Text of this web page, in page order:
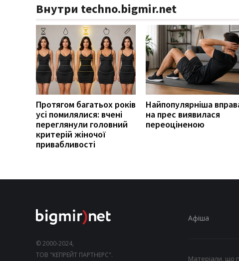
Внутри techno.bigmir.net
Протягом багатьох років
усі помилялися: вчені
переглянули головний
критерій жіночої
привабливості
Найпопулярніша
на прес виявилася
переоціненою
© 2000-2024,
ТОВ "КЕПРЕЙТ ПАРТНЕРС".
Афіша
Матеріали, що